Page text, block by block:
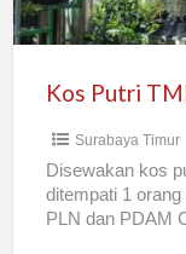
Surabaya Timur
Disewakan kos
ditempati 1
PLN dan PDAM